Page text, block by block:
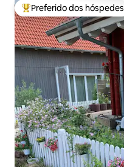
Entre os melhores
Preferido dos hóspedes